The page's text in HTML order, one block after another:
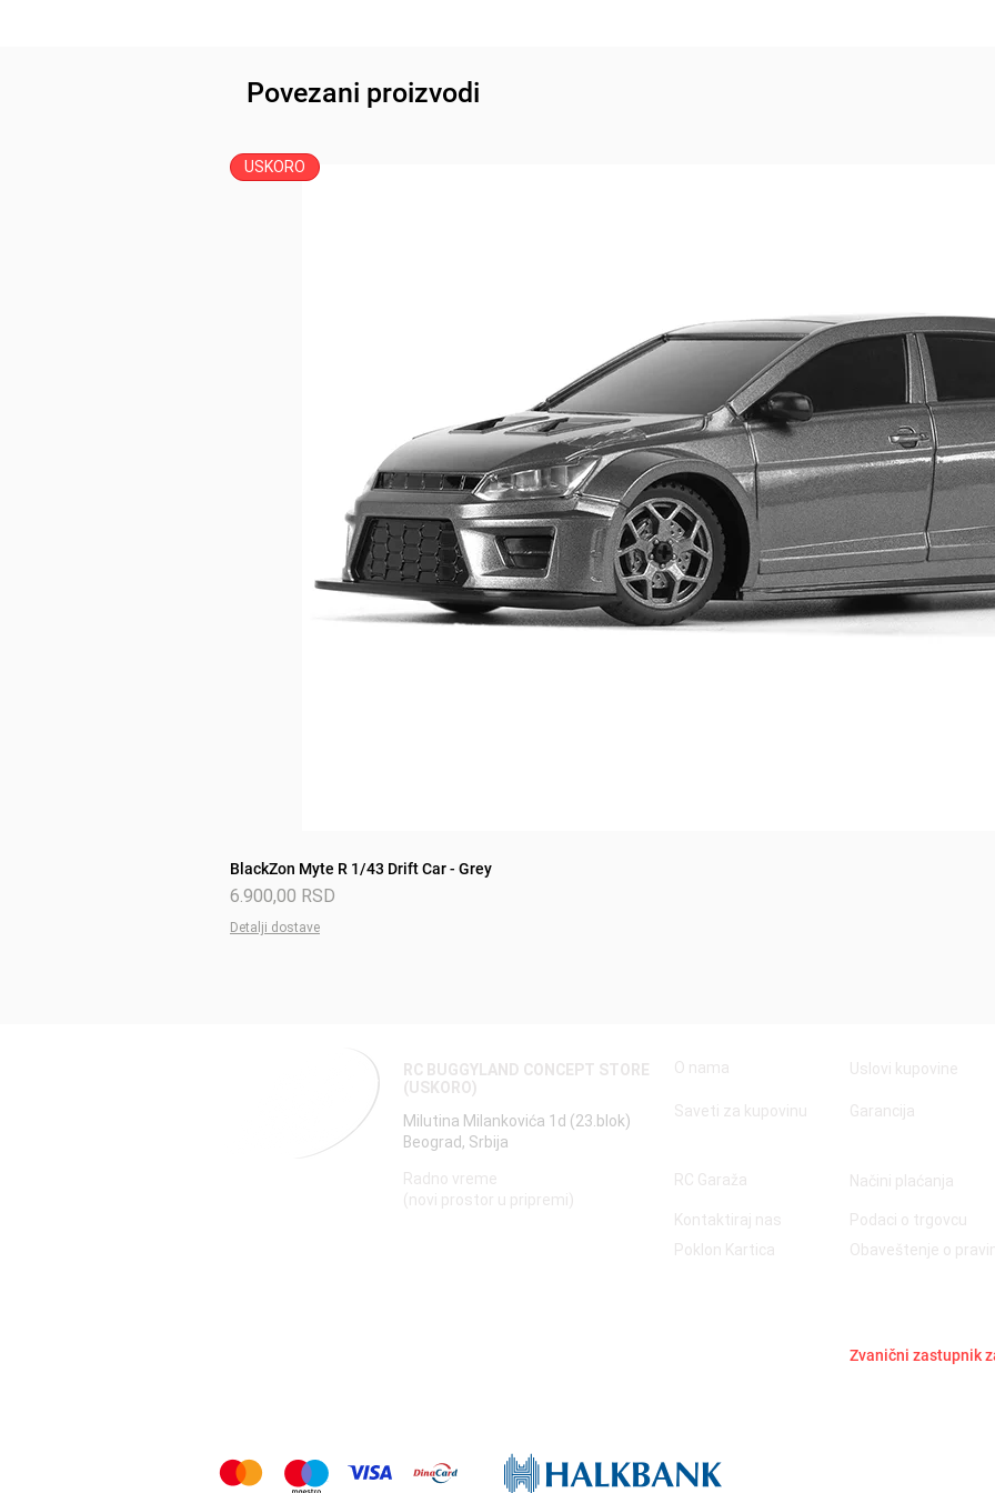
Povezani proizvodi
USKORO
BlackZon Myte R 1/43 Drift Car - Grey
Price
6.900,00 RSD
Detalji dostave
RC BUGGYLAND CONCEPT STORE
(USKORO)
Milutina Milankovića 1d (23.blok)
Beograd, Srbija
Radno vreme
(novi prostor u pripremi)
O nama
Saveti za kupovinu
RC Garaža
Kontaktiraj nas
Poklon Kartica
Uslovi kupovine
Garancija
Načini plaćanja
Podaci o trgovcu
Obaveštenje o
Zvanični zastupnik